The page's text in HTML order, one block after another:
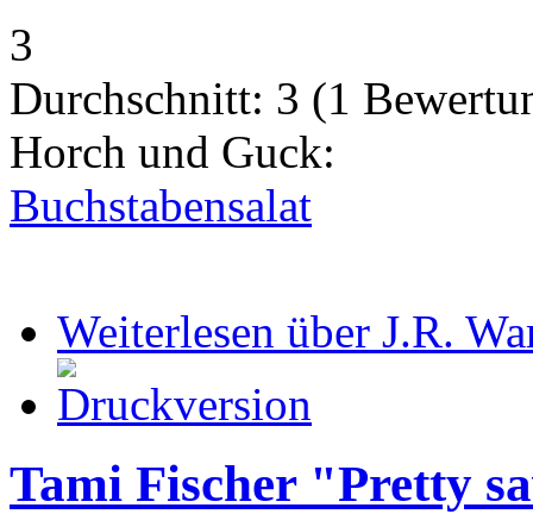
3
Durchschnitt: 3 (1
Horch und Guck:
Buchstabensalat
Weiterlesen über J.R.
Tami Fischer "Pretty